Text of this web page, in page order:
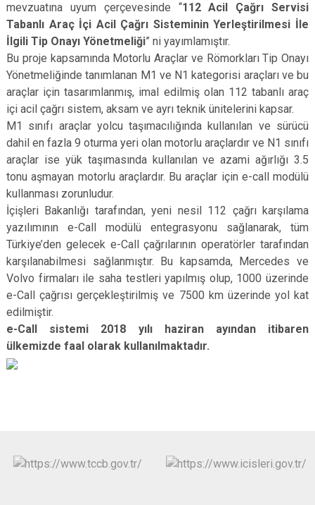
mevzuatına uyum çerçevesinde “112 Acil Çağrı Servisi
Tabanlı Araç İçi Acil Çağrı Sisteminin Yerleştirilmesi İle
İlgili Tip Onayı Yönetmeliği” ni yayımlamıştır.
Bu proje kapsamında Motorlu Araçlar ve Römorkları Tip Onayı
Yönetmeliğinde tanımlanan M1 ve N1 kategorisi araçları ve bu
araçlar için tasarımlanmış, imal edilmiş olan 112 tabanlı araç
içi acil çağrı sistem, aksam ve ayrı teknik ünitelerini kapsar.
M1 sınıfı araçlar yolcu taşımacılığında kullanılan ve sürücü
dahil en fazla 9 oturma yeri olan motorlu araçlardır ve N1 sınıfı
araçlar ise yük taşımasında kullanılan ve azami ağırlığı 3.5
tonu aşmayan motorlu araçlardır. Bu araçlar için e-call modülü
kullanması zorunludur.
İçişleri Bakanlığı tarafından, yeni nesil 112 çağrı karşılama
yazılımının e-Call modülü entegrasyonu sağlanarak, tüm
Türkiye’den gelecek e-Call çağrılarının operatörler tarafından
karşılanabilmesi sağlanmıştır. Bu kapsamda, Mercedes ve
Volvo firmaları ile saha testleri yapılmış olup, 1000 üzerinde
e-Call çağrısı gerçekleştirilmiş ve 7500 km üzerinde yol kat
edilmiştir.
e-Call sistemi 2018 yılı haziran ayından itibaren
ülkemizde faal olarak kullanılmaktadır.